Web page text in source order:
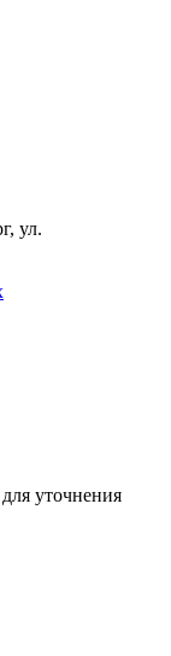
ул.
уточнения